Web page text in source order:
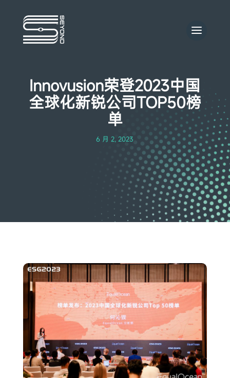
Innovusion荣登2023中国
全球化新锐公司TOP50榜
单
6 月 2, 2023